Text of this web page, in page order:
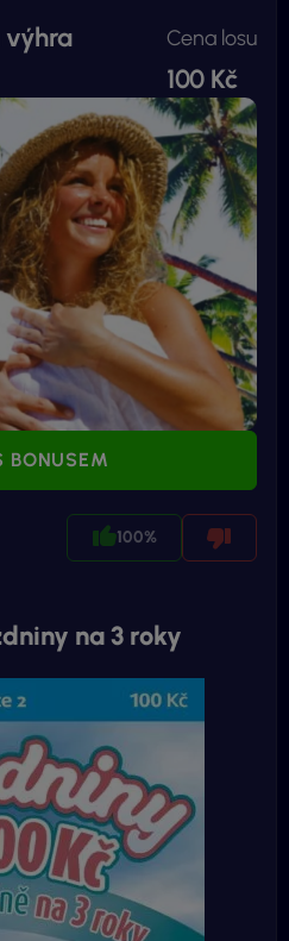
Cena losu
100 Kč
BONUSEM
100%
na 3 roky